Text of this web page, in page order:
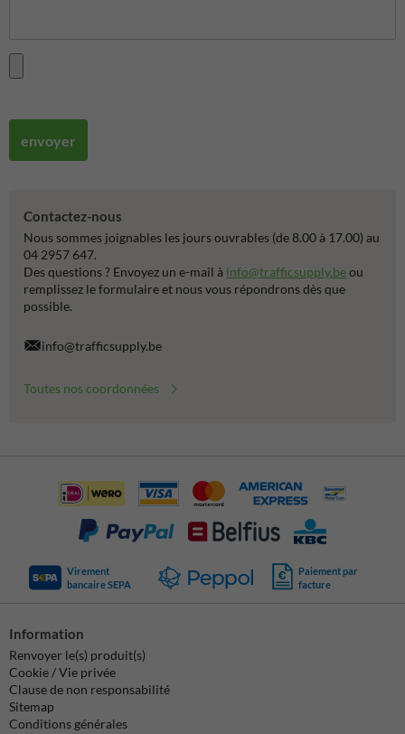
envoyer
Contactez-nous
Nous sommes joignables les jours ouvrables (de 8.00 à 17.00) au
04 2957 647.
Des questions ? Envoyez un e-mail à info@trafficsupply.beou
remplissez le formulaire et nous vous répondrons dès que
possible.
info@trafficsupply.be
Toutes nos coordonnées
Virement
bancaire SEPA
Paiement par
facture
Information
Renvoyer le(s) produit(s)
Cookie / Vie privée
Clause de non responsabilité
Sitemap
Conditions générales